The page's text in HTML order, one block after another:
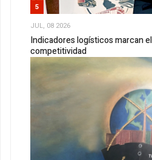
5
JUL, 08 2026
Indicadores logísticos marcan
competitividad